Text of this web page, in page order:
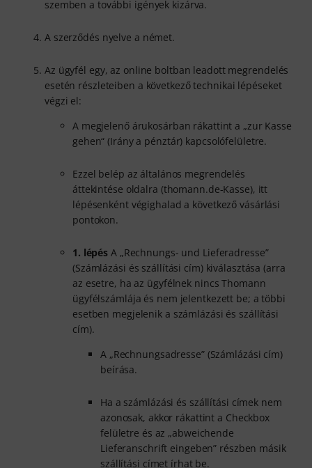
szemben a további igények kizárva.
A szerződés nyelve a német.
Az ügyfél egy, az online boltban leadott megrendelés
esetén részleteiben a következő technikai lépéseket
végzi el:
A megjelenő árukosárban rákattint a „zur Kasse
gehen“ (Irány a pénztár) kapcsolófelületre.
Ezzel belép az általános megrendelés
áttekintése oldalra (thomann.de-Kasse), itt
lépésenként végighalad a következő vásárlási
pontokon.
1. lépés A „Rechnungs- und Lieferadresse”
(Számlázási és szállítási cím) kiválasztása (arra
az esetre, ha az ügyfélnek nincs Thomann
ügyfélszámlája és nem jelentkezett be; a többi
esetben megjelenik a számlázási és szállítási
cím).
A „Rechnungsadresse” (Számlázási cím)
beírása.
Ha a számlázási és szállítási címek nem
azonosak, akkor rákattint a Checkbox
felületre és az „abweichende
Lieferanschrift eingeben” részben másik
szállítási címet írhat be.